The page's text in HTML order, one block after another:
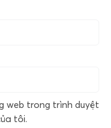
web trong trình duyệt
tôi.